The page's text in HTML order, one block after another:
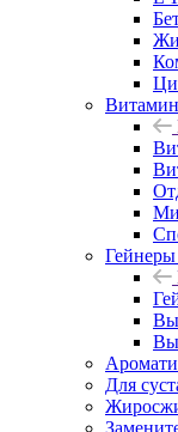
Гейнеры
Для